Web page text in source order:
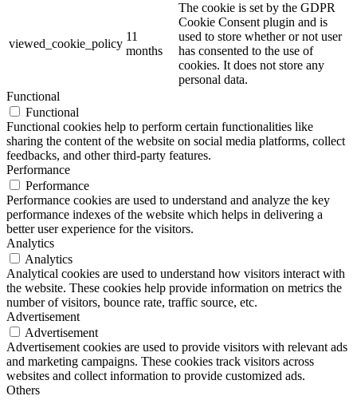
viewed_cookie_policy
11
months
The cookie is set by the GDPR
Cookie Consent plugin and is
used to store whether or not user
has consented to the use of
cookies. It does not store any
personal data.
Functional
Functional
Functional cookies help to perform certain functionalities like
sharing the content of the website on social media platforms, collect
feedbacks, and other third-party features.
Performance
Performance
Performance cookies are used to understand and analyze the key
performance indexes of the website which helps in delivering a
better user experience for the visitors.
Analytics
Analytics
Analytical cookies are used to understand how visitors interact with
the website. These cookies help provide information on metrics the
number of visitors, bounce rate, traffic source, etc.
Advertisement
Advertisement
Advertisement cookies are used to provide visitors with relevant ads
and marketing campaigns. These cookies track visitors across
websites and collect information to provide customized ads.
Others